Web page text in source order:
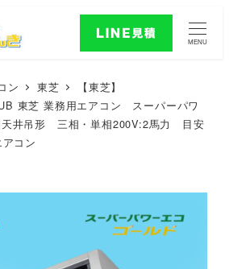
MENU
ン 東芝
【東芝】
東芝 業務用エアコン スーパーパワ
天井吊形 三相・単相200V:2馬力 目安
コン